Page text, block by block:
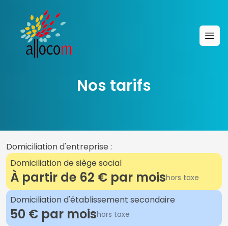
Nos tarifs
Domiciliation d'entreprise :
Domiciliation de siège social
À partir de 62 € par moishors taxe
Domiciliation d'établissement secondaire
50 € par moishors taxe